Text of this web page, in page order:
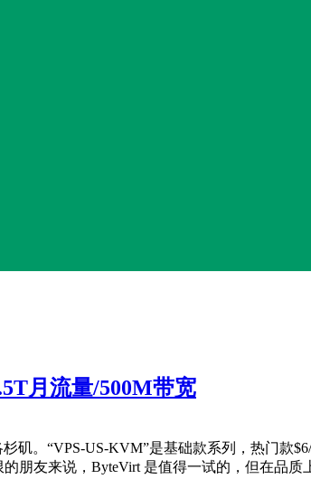
月流量/500M带宽
矶。“VPS-US-KVM”是基础款系列，热门款
朋友来说，ByteVirt 是值得一试的，但在品